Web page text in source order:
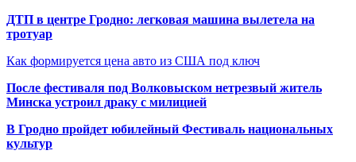
ДТП в центре Гродно: легковая машина вылетела на
тротуар
Как формируется цена авто из США под ключ
После фестиваля под Волковыском нетрезвый житель
Минска устроил драку с милицией
В Гродно пройдет юбилейный Фестиваль национальных
культур